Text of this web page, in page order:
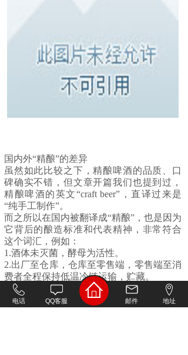
国内外“精酿”的差异
虽然如此比较之下，精酿啤酒的品质、口
碑确实不错，但文章开篇我们也提到过，
精酿啤酒的英文“craft beer”，直译过来是
“纯手工制作”。
而之所以在国内被翻译成“精酿”，也是因为
它背后的酿造标准和代表精神，非常符合
这个词汇，例如：
1.酒体未灭菌，酵母为活性。
2.出厂至仓库，仓库至零售端，零售端至消
费者全程保持低温冷链运输，贮藏。
3.全麦（少量添加其他谷物为获得其风味除
外）。
电话 QQ客服 邮件 地址